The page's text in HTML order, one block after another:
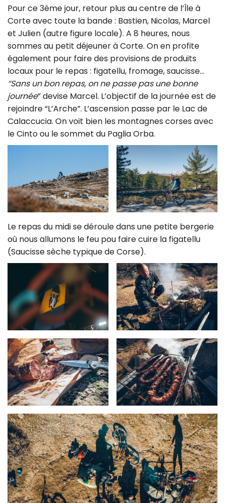
Pour ce 3ème jour, retour plus au centre de l’Île à
Corte avec toute la bande : Bastien, Nicolas, Marcel
et Julien (autre figure locale). A 8 heures, nous
sommes au petit déjeuner à Corte. On en profite
également pour faire des provisions de produits
locaux pour le repas : figatellu, fromage, saucisse…
“Sans un bon repas, on ne passe pas une bonne
journée” devise Marcel. L’objectif de la journée est de
rejoindre “L’Arche”. L’ascension passe par le Lac de
Calaccucia. On voit bien les montagnes corses avec
le Cinto ou le sommet du Paglia Orba.
Le repas du midi se déroule dans une petite bergerie
où nous allumons le feu pou faire cuire la figatellu
(Saucisse sèche typique de Corse).